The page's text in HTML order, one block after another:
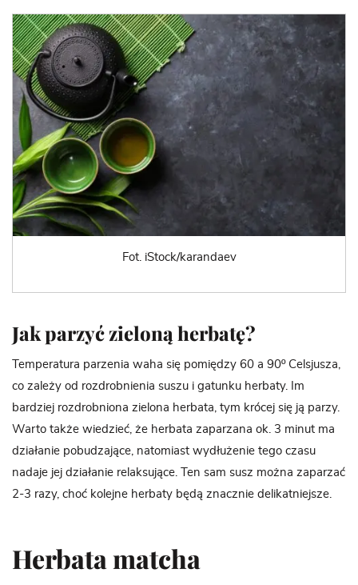
Fot. iStock/karandaev
Jak parzyć zieloną herbatę?
Temperatura parzenia waha się pomiędzy 60 a 90º Celsjusza,
co zależy od rozdrobnienia suszu i gatunku herbaty. Im
bardziej rozdrobniona zielona herbata, tym krócej się ją parzy.
Warto także wiedzieć, że herbata zaparzana ok. 3 minut ma
działanie pobudzające, natomiast wydłużenie tego czasu
nadaje jej działanie relaksujące. Ten sam susz można zaparzać
2-3 razy, choć kolejne herbaty będą znacznie delikatniejsze.
Herbata matcha